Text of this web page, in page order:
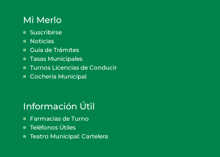
Mi Merlo
Suscribirse
Noticias
Guía de Trámites
Tasas Municipales
Turnos Licencias de Conducir
Cocheria Municipal
Información Útil
Farmacias de Turno
Teléfonos Útiles
Teatro Municipal: Cartelera